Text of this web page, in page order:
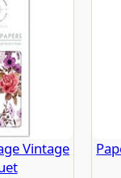
Vintage